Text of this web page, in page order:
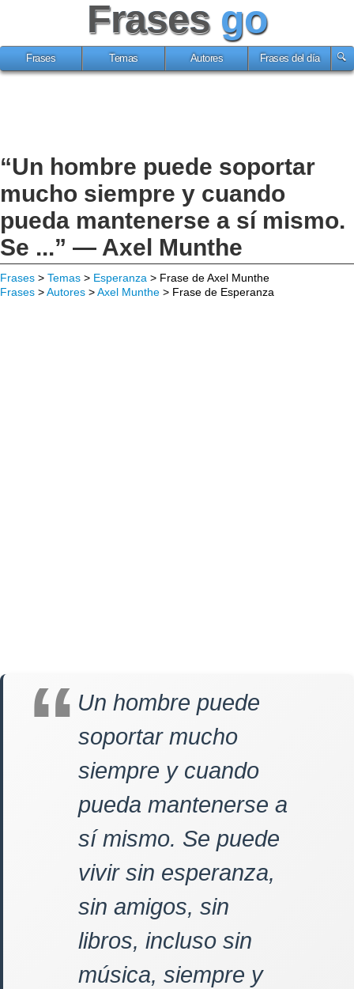
Frases go
Frases Temas Autores Frases del día
“Un hombre puede soportar
mucho siempre y cuando
pueda mantenerse a sí mismo.
Se ...” — Axel Munthe
Frases > Temas > Esperanza > Frase de Axel Munthe
Frases >Autores >Axel Munthe > Frase de Esperanza
Un hombre puede
soportar mucho
siempre y cuando
pueda mantenerse a
sí mismo. Se puede
vivir sin esperanza,
sin amigos, sin
libros, incluso sin
música, siempre y